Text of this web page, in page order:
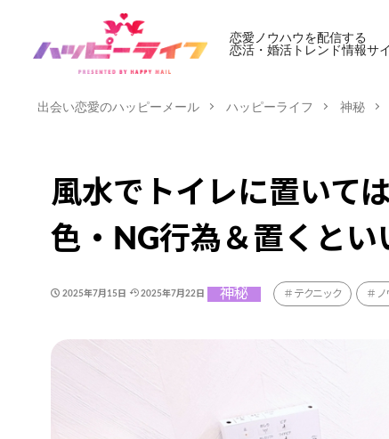
恋愛ノウハウを配信する
恋活・婚活トレンド情報サイ
出会い恋愛のハッピーメール ハッピーライフ 神秘
風水でトイレに置いて
色・NG行為＆置くとい
2025年7月15日 2025年7月22日 神秘 テクニック